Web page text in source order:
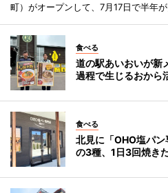
町）がオープンして、7月17日で半年が
食べる
道の駅あいおいが
過程で生じるおから
食べる
北見に「OHO塩パ
の3種、1日3回焼き